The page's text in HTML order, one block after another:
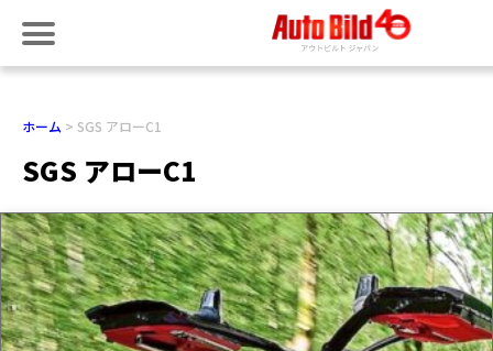
ホーム SGS アローC1
SGS アローC1